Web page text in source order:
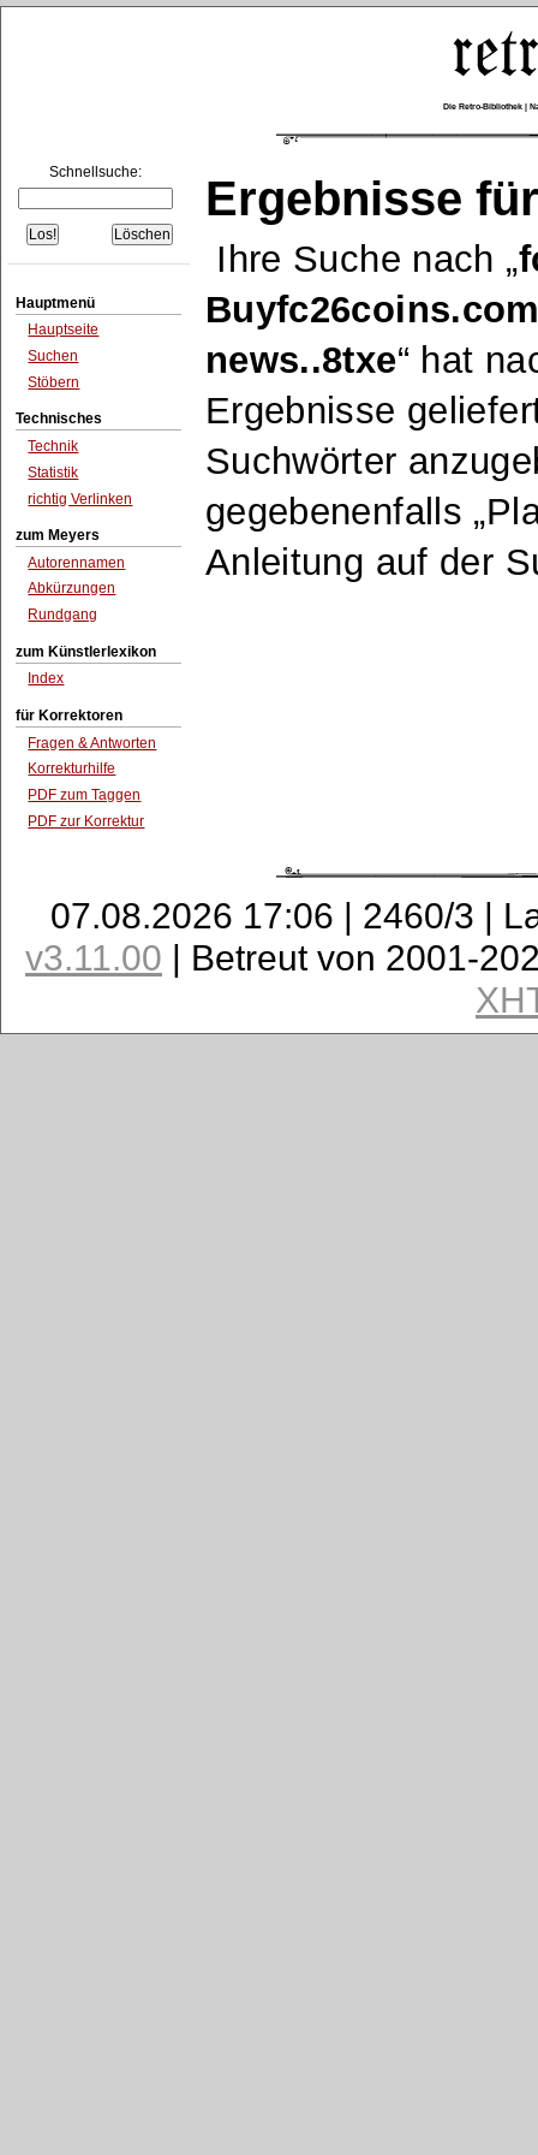
Die Retro-Bibliothek |
Schnellsuche:
Hauptmenü
Hauptseite
Suchen
Stöbern
Technisches
Technik
Statistik
richtig Verlinken
zum Meyers
Autorennamen
Abkürzungen
Rundgang
zum Künstlerlexikon
Index
für Korrektoren
Fragen & Antworten
Korrekturhilfe
PDF zum Taggen
PDF zur Korrektur
Ergebnisse
Ihre Suche nach
news..8txe hat
Ergebnisse
Suchwörter
gegebenenfalls
Anleitung auf der
07.08.2026 17:06 | 2460/3 |
v3.11.00 | Betreut von 2001-